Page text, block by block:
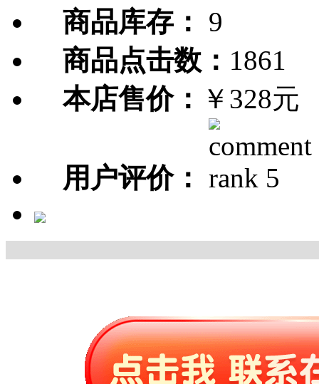
商品库存：
9
商品点击数： 1861
本店售价： ￥328元
用户评价：